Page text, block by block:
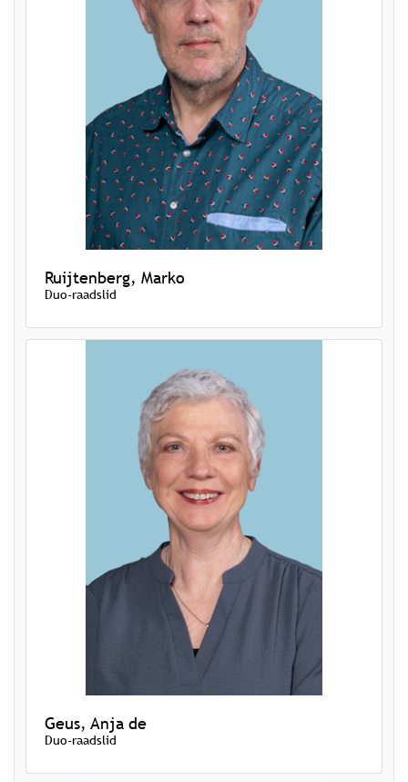
Ruijtenberg, Marko
Duo-raadslid
Geus, Anja de
Duo-raadslid